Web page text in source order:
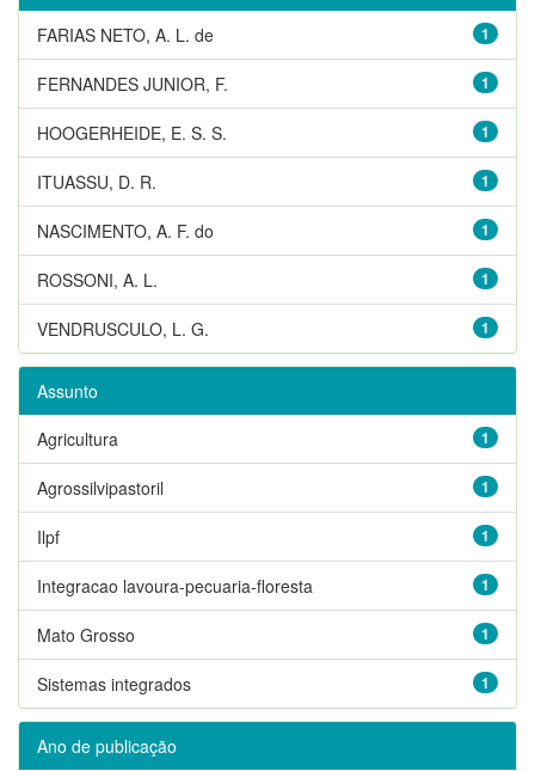
1
FARIAS NETO, A. L. de
1
FERNANDES JUNIOR, F.
1
HOOGERHEIDE, E. S. S.
1
ITUASSU, D. R.
1
NASCIMENTO, A. F. do
1
ROSSONI, A. L.
1
VENDRUSCULO, L. G.
Assunto
1
Agricultura
1
Agrossilvipastoril
1
Ilpf
1
Integracao lavoura-pecuaria-floresta
1
Mato Grosso
1
Sistemas integrados
Ano de publicação